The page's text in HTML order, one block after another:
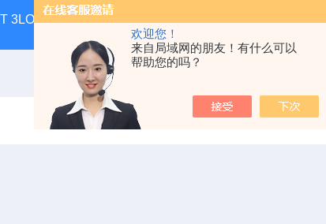
欢迎您！
来自局域网的朋友！有什么可以
帮助您的吗？
3LOWBS法国进口索尔曼便携式烟气分析仪应用范围广